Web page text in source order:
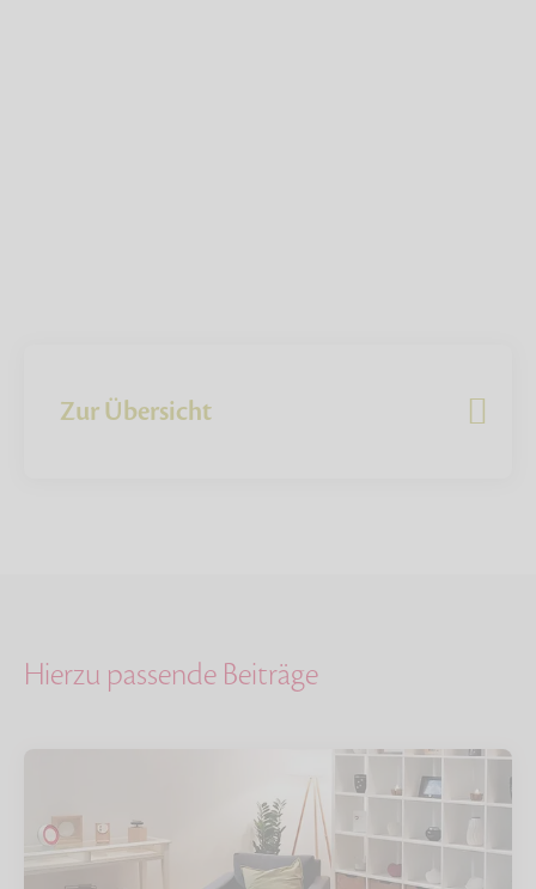
Zur Übersicht
Hierzu passende Beiträge